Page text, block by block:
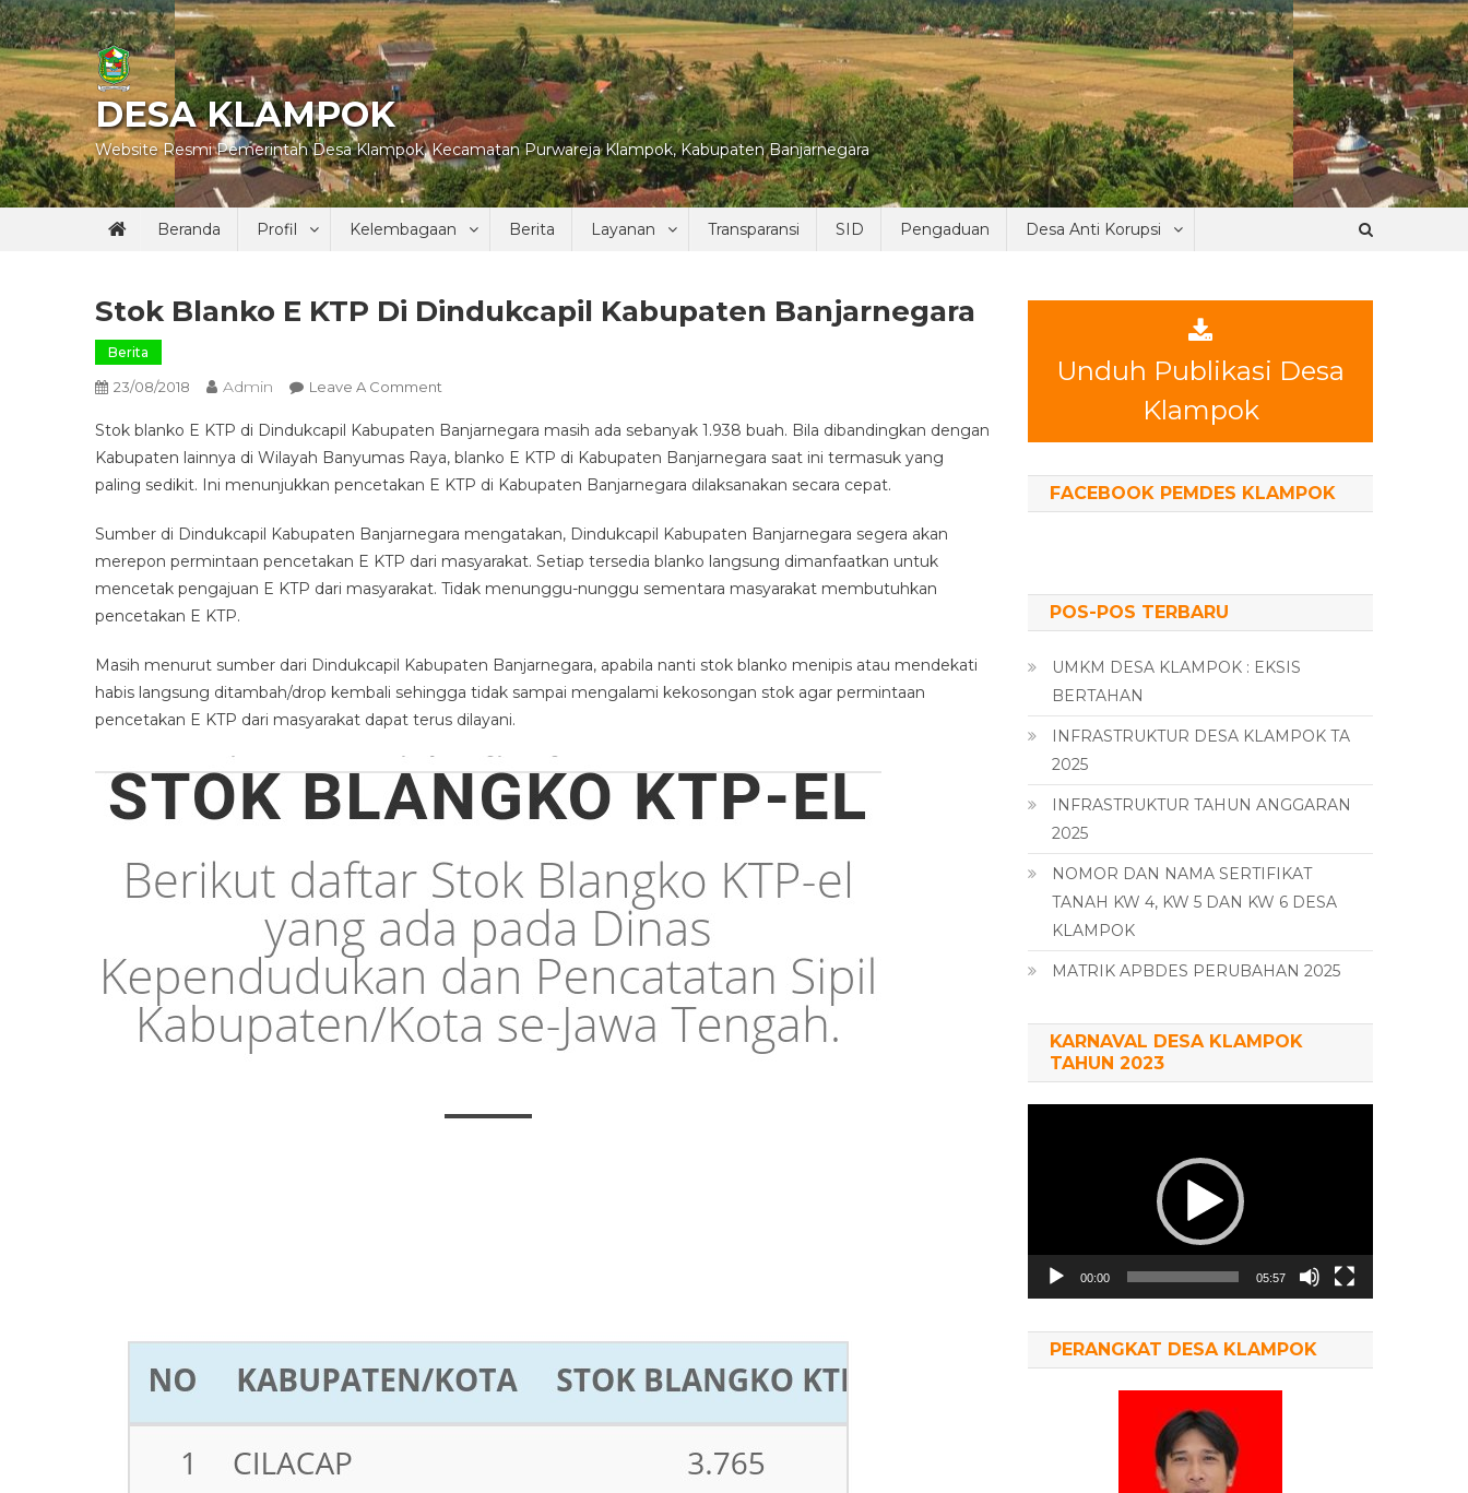
Skip
to
content
DESA KLAMPOK
Website Resmi Pemerintah Desa Klampok, Kecamatan Purwareja Klampok, Kabupaten Banjarnegara
Beranda Profil Kelembagaan Berita Layanan Transparansi SID Pengaduan Desa Anti Korupsi
Stok Blanko E KTP Di Dindukcapil Kabupaten Banjarnegara
Berita
23/08/2018 Admin Leave A Comment
Blanko
E
KTP
Dindukcapil
Kabupaten
Banjarnegara
Stok blanko E KTP di Dindukcapil Kabupaten Banjarnegara masih ada sebanyak 1.938 buah. Bila dibandingkan dengan
Kabupaten lainnya di Wilayah Banyumas Raya, blanko E KTP di Kabupaten Banjarnegara saat ini termasuk yang
paling sedikit. Ini menunjukkan pencetakan E KTP di Kabupaten Banjarnegara dilaksanakan secara cepat.
Sumber di Dindukcapil Kabupaten Banjarnegara mengatakan, Dindukcapil Kabupaten Banjarnegara segera akan
merepon permintaan pencetakan E KTP dari masyarakat. Setiap tersedia blanko langsung dimanfaatkan untuk
mencetak pengajuan E KTP dari masyarakat. Tidak menunggu-nunggu sementara masyarakat membutuhkan
pencetakan E KTP.
Masih menurut sumber dari Dindukcapil Kabupaten Banjarnegara, apabila nanti stok blanko menipis atau mendekati
habis langsung ditambah/drop kembali sehingga tidak sampai mengalami kekosongan stok agar permintaan
pencetakan E KTP dari masyarakat dapat terus dilayani.
Unduh Publikasi Desa
Klampok
FACEBOOK PEMDES KLAMPOK
POS-POS TERBARU
UMKM DESA KLAMPOK : EKSIS
BERTAHAN
INFRASTRUKTUR DESA KLAMPOK TA
2025
INFRASTRUKTUR TAHUN ANGGARAN
2025
NOMOR DAN NAMA SERTIFIKAT
TANAH KW 4, KW 5 DAN KW 6 DESA
KLAMPOK
MATRIK APBDES PERUBAHAN 2025
KARNAVAL DESA KLAMPOK
TAHUN 2023
00:00 05:57
PERANGKAT DESA KLAMPOK